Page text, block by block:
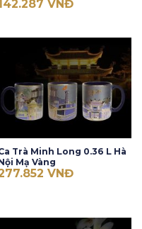
VNĐ
Trà Minh Long 0.36 L Hà
Mạ Vàng
VNĐ